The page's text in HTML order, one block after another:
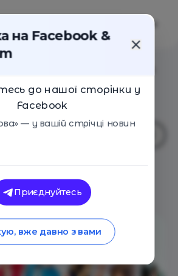
2017 5332
на Facebook &
до нашої сторінки у
Facebook
— у вашій стрічці новин
Приєднуйтесь
вже давно з вами